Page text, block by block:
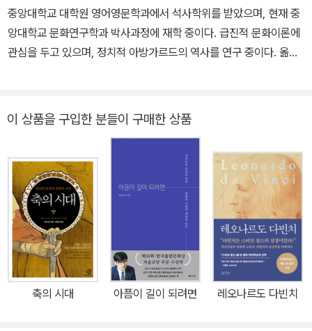
이비드 리프를 출산한다. 하버드대학교에서 철학 석사 학위를 받은
뒤 옥스퍼드대학교와 소르본대학교 등지에서도 수학했다. 1958년
이혼 후 아들과 함께 뉴욕으로 이주한 손택은 뉴욕대학교 등에서 강
에 가하는 복수다”라는 선언으로 유명한 초기 대표작 『해석에 반대한
다』을 통해 문단에 돌풍을 일으킨 손택은 고급문화와 대중문화를 나
누는 낡은 구분을 허물고, 새로운 감수성과 취향의 시대를 열었다. 이
책은 단숨에 현대 비평의 고전으로 자리 잡았다. 이후 『사진에 관하
여』, 『은유로서의 질병』, 『타인의 고통』 등 현대사회를 사유하는 탁월
한 에세이들을 발표하며 세계적인 명성을 쌓았다. “작가란 세계에 관
심을 기울이는 사람”이라고 말한 손택은 20년 넘게 인권운동가로도
활동했다. 미국 펜 클럽 위원장을 맡았던 1987년부터 1989년에는
탄압받는 작가들을 위한 여러 구명운동을 벌였으며, 한국을 방문해
구속 문인의 석방을 촉구하기도 했다. 1993년에는 전쟁 중인 사라예
중앙대학교 대학원 영어영문학과에서 석사학위를 받았으며, 현재 중
앙대학교 문화연구학과 박사과정에 재학 중이다. 급진적 문화이론에
관심을 두고 있으며, 정치적 아방가르드의 역사를 연구 중이다. 옮긴
력》 등이 있다.
이 상품을 구입한 분들이 구매한 상품
축의 시대 아픔이 길이 되려면 레오나르도 다빈치